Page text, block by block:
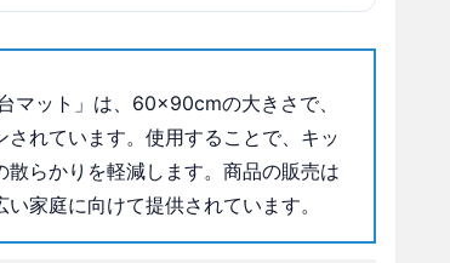
マット」は、60×90cmの大きさで、
れています。使用することで、キッ
らかりを軽減します。商品の販売は
家庭に向けて提供されています。